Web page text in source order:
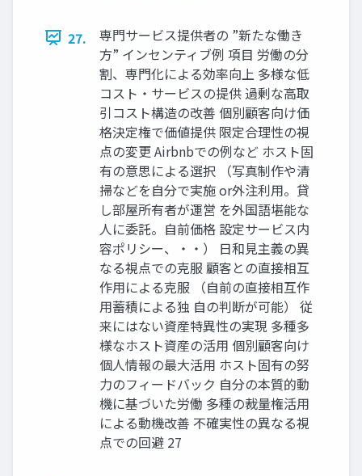
27.
専門サービス提供者の ”新たな働き
方” インセンティブ例 項目 労働の分
割、専門化による効率向上 多様な低
コスト・サービスの提供 過剰な高取
引コスト構造の改善 個別顧客向け価
格決定権で価値提供 限定合理性の視
点の変更 Airbnbでの例など ホスト固
有の意思による選択 （写真制作や清
掃などを自分で実施 or外注利用。貸
し部屋所有者が運営 を外国語堪能な
人に委託。自前価格 設定サービス内
容ポリシー、・・） 日和見主義の異
なる視点での克服 顧客との直接相互
作用による克服 （自前の直接相互作
用蓄積による独 自の判断が可能） 従
来にはない資産特異性の実現 多種多
様なホスト資産の活用 個別顧客向け
個人情報の最大活用 ホスト固有の努
力のフィードバック 自分の本質的動
機に基づいた労働 多種の裁量権活用
による動機改善 不確実性の異なる視
点での回避 27